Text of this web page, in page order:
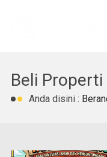
Beli Properti
Anda disini :